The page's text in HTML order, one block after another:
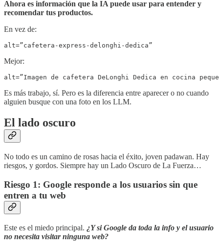
Ahora es información que la IA puede usar para entender y
recomendar tus productos.
En vez de:
alt=”cafetera-express-delonghi-dedica”
Mejor:
alt=”Imagen de cafetera DeLonghi Dedica en cocina
Es más trabajo, sí. Pero es la diferencia entre aparecer o no cuando
alguien busque con una foto en los LLM.
El lado oscuro
No todo es un camino de rosas hacia el éxito, joven padawan. Hay
riesgos, y gordos. Siempre hay un Lado Oscuro de La Fuerza…
Riesgo 1: Google responde a los usuarios sin que
entren a tu web
Este es el miedo principal. ¿Y si Google da toda la info y el usuario
no necesita visitar ninguna web?